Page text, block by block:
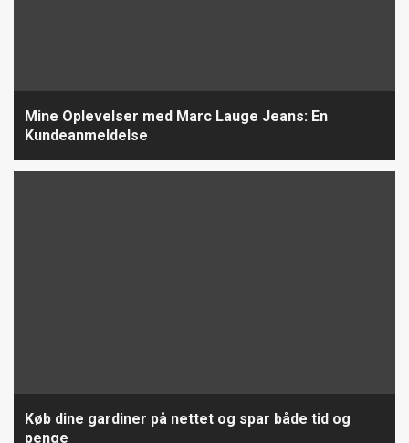
Mine Oplevelser med Marc Lauge Jeans: En
Kundeanmeldelse
Køb dine gardiner på nettet og spar både tid og
penge